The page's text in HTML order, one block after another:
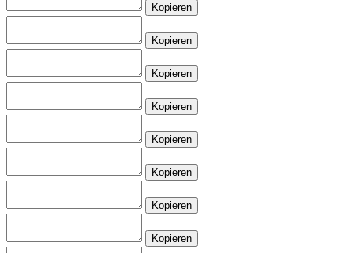
Kopieren
Kopieren
Kopieren
Kopieren
Kopieren
Kopieren
Kopieren
Kopieren